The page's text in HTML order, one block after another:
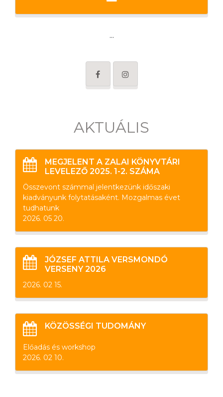
...
AKTUÁLIS
MEGJELENT A ZALAI KÖNYVTÁRI
LEVELEZŐ 2025. 1-2. SZÁMA
Összevont számmal jelentkezünk időszaki
kiadványunk folytatásaként. Mozgalmas évet
tudhatunk
2026. 05 20.
JÓZSEF ATTILA VERSMONDÓ
VERSENY 2026
2026. 02 15.
KÖZÖSSÉGI TUDOMÁNY
Előadás és workshop
2026. 02 10.